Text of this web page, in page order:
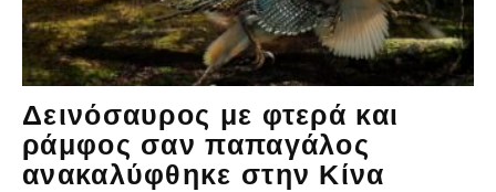
Δεινόσαυρος με φτερά και
ράμφος σαν παπαγάλος
ανακαλύφθηκε στην Κίνα